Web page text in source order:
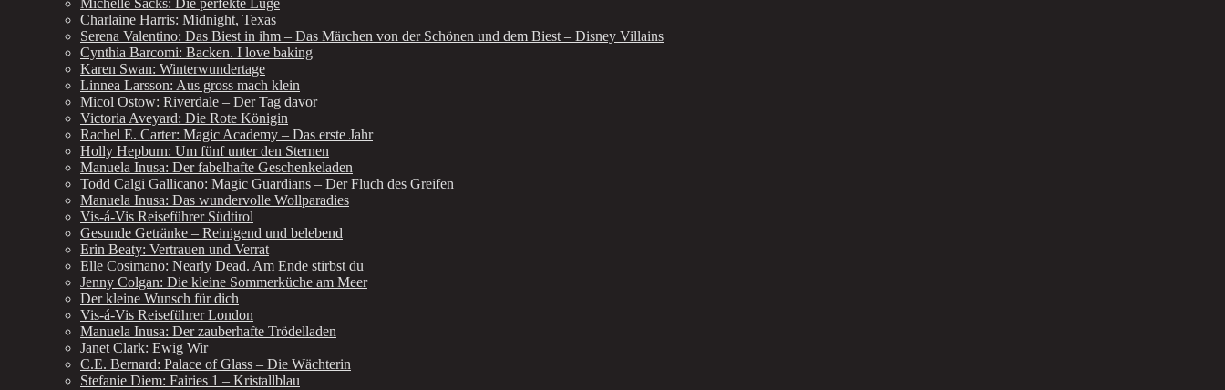
Michelle Sacks: Die perfekte Lüge
Charlaine Harris: Midnight, Texas
Serena Valentino: Das Biest in ihm – Das Märchen von der Schönen und dem Biest – Disney Villains
Cynthia Barcomi: Backen. I love baking
Karen Swan: Winterwundertage
Linnea Larsson: Aus gross mach klein
Micol Ostow: Riverdale – Der Tag davor
Victoria Aveyard: Die Rote Königin
Rachel E. Carter: Magic Academy – Das erste Jahr
Holly Hepburn: Um fünf unter den Sternen
Manuela Inusa: Der fabelhafte Geschenkeladen
Todd Calgi Gallicano: Magic Guardians – Der Fluch des Greifen
Manuela Inusa: Das wundervolle Wollparadies
Vis-á-Vis Reiseführer Südtirol
Gesunde Getränke – Reinigend und belebend
Erin Beaty: Vertrauen und Verrat
Elle Cosimano: Nearly Dead. Am Ende stirbst du
Jenny Colgan: Die kleine Sommerküche am Meer
Der kleine Wunsch für dich
Vis-á-Vis Reiseführer London
Manuela Inusa: Der zauberhafte Trödelladen
Janet Clark: Ewig Wir
C.E. Bernard: Palace of Glass – Die Wächterin
Stefanie Diem: Fairies 1 – Kristallblau